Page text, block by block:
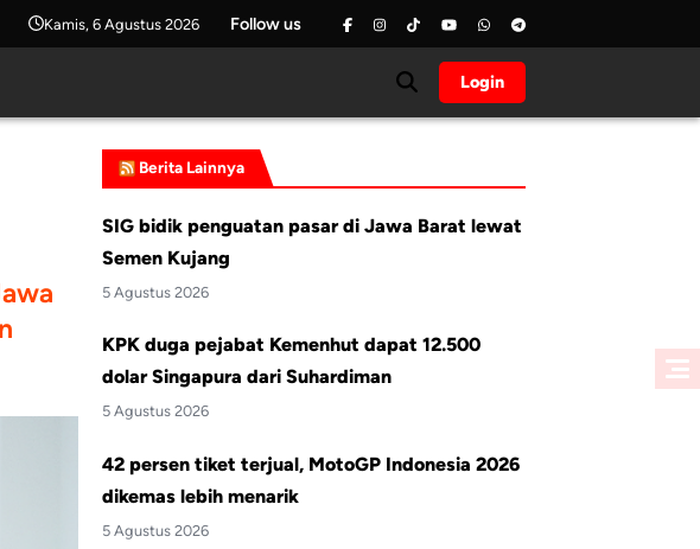
Kamis, 6 Agustus 2026 Follow us
Login
Berita Lainnya
SIG bidik penguatan pasar di Jawa Barat lewat
Semen Kujang
5 Agustus 2026
KPK duga pejabat Kemenhut dapat 12.500
dolar Singapura dari Suhardiman
5 Agustus 2026
42 persen tiket terjual, MotoGP Indonesia 2026
dikemas lebih menarik
5 Agustus 2026